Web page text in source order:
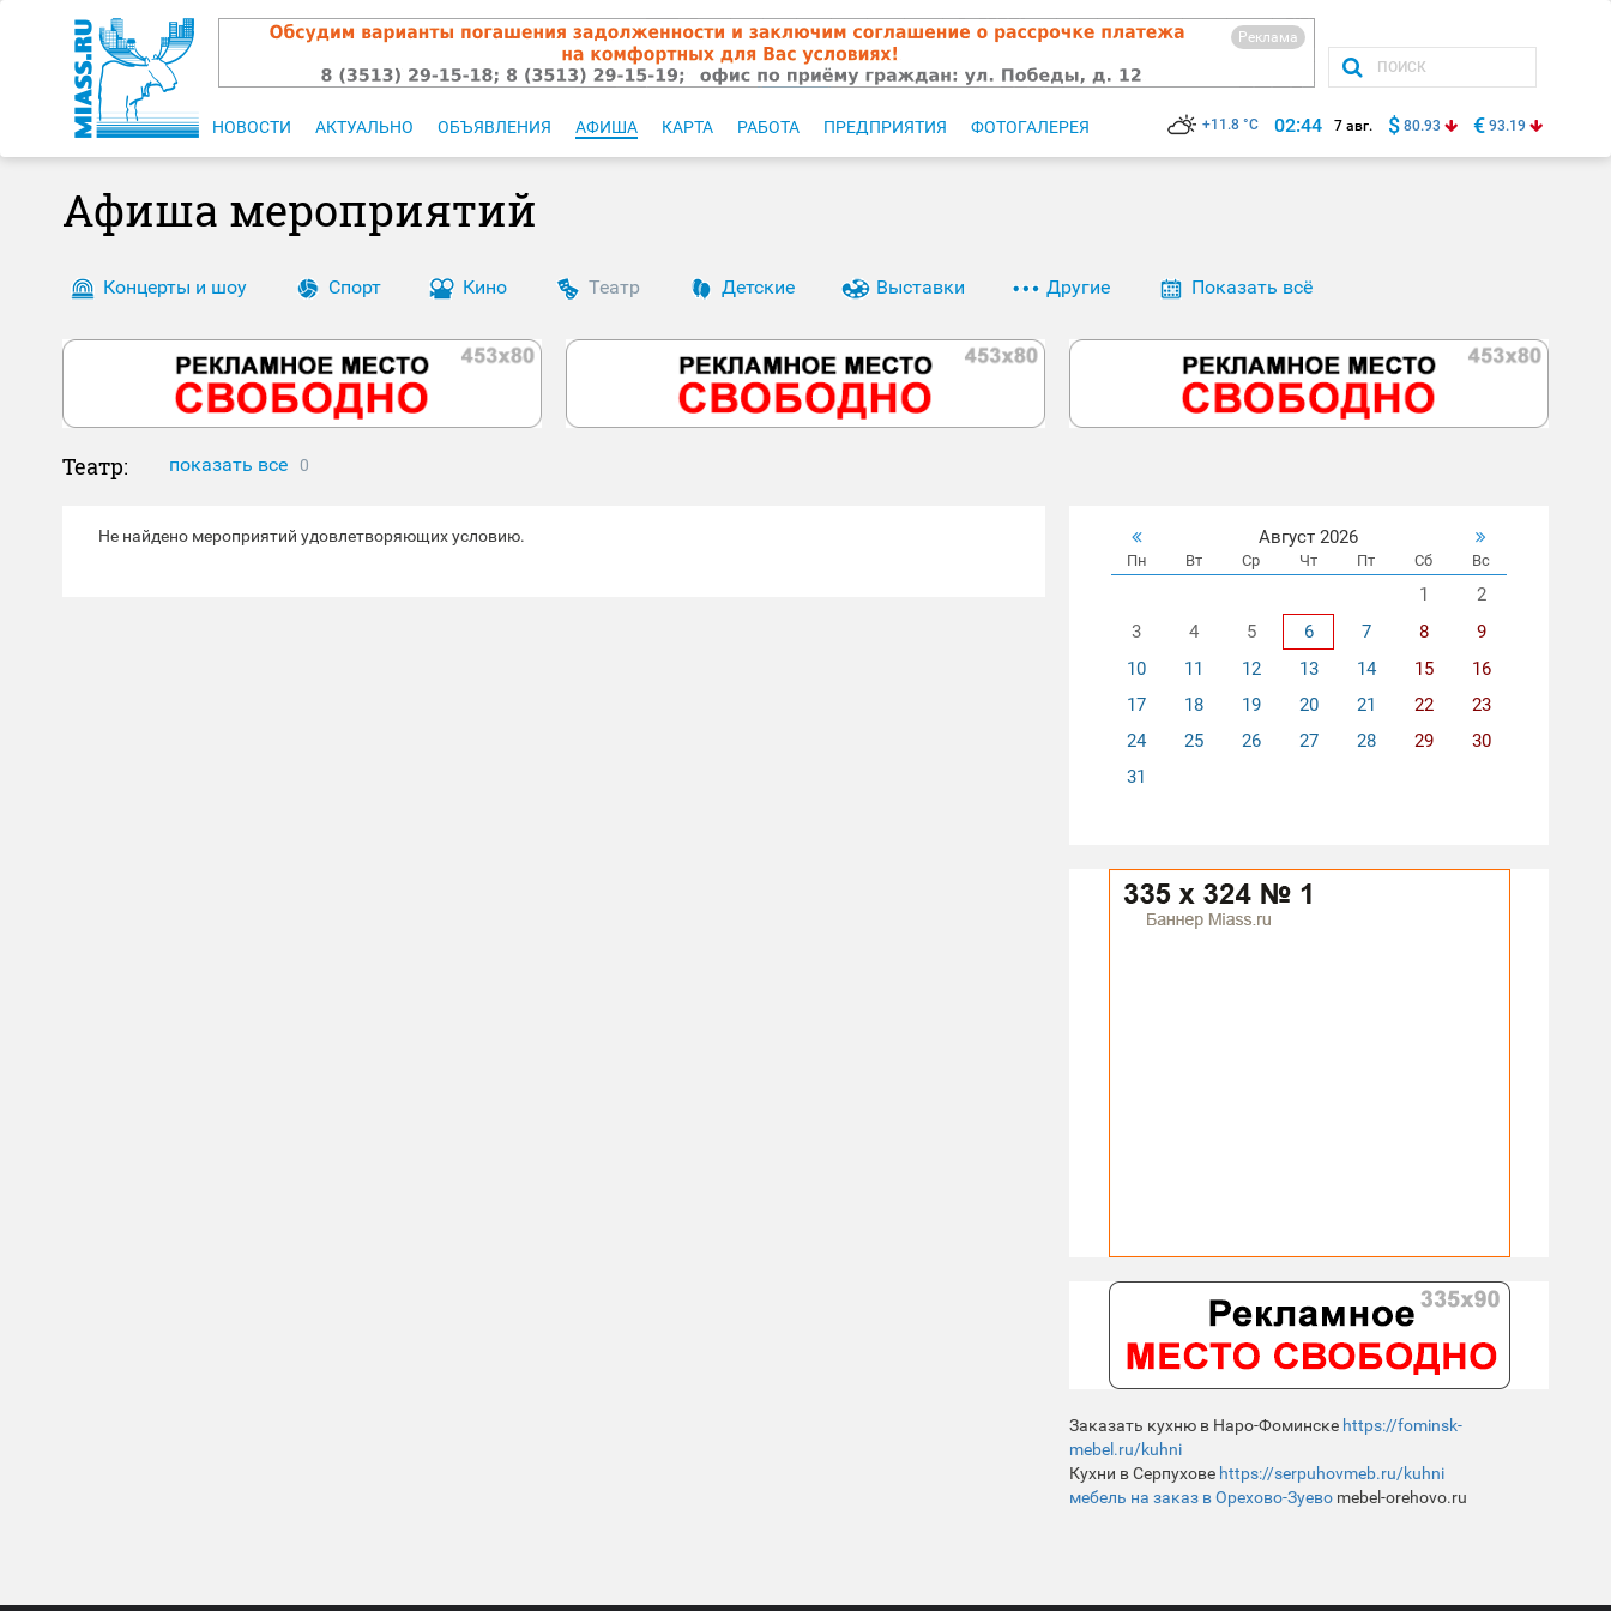
Реклама
НОВОСТИ АКТУАЛЬНО ОБЪЯВЛЕНИЯ АФИША КАРТА РАБОТА ПРЕДПРИЯТИЯ ФОТОГАЛЕРЕЯ +11.8 °C 02:44 7 авг. $ 80.93 € 93.19
Афиша мероприятий
Концерты и шоу Спорт Кино Театр Детские Выставки Другие Показать всё
Театр: показать все 0
Не найдено мероприятий удовлетворяющих условию. Август 2026
Пн Вт Ср Чт Пт Сб Вс
1
2
3
4 5 6 7 8
9
10
11 12 13 14 15
16
17
18 19 20 21 22
23
24
25 26 27 28 29
30
31
Заказать кухню в Наро-Фоминске https://fominsk-
mebel.ru/kuhni
Кухни в Серпухове https://serpuhovmeb.ru/kuhni
мебель на заказ в Орехово-Зуево mebel-orehovo.ru